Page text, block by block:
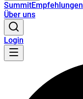
SummitEmpfehlungen
Über uns
Login